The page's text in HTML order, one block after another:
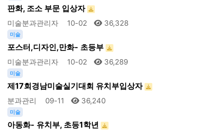
판화, 조소 부문 입상자
미술분과관리자 10-02 36,328
미술
포스터,디자인,만화- 초등부
미술분과관리자 10-02 36,289
미술
제17회경남미술실기대회 유치부입상자
분과관리 09-11 36,240
미술
아동화- 유치부, 초등1학년